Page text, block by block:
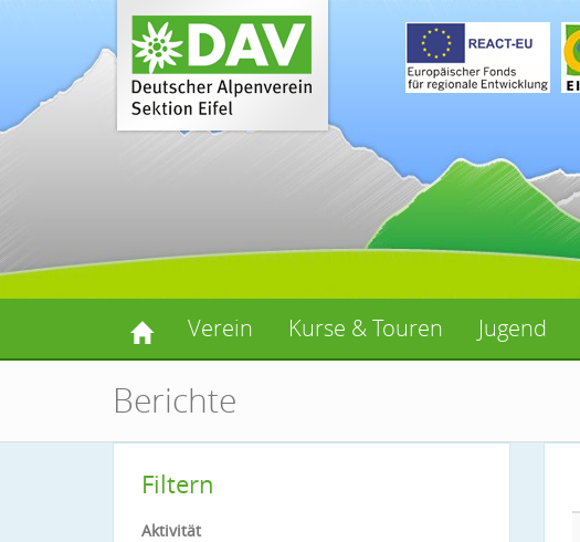
Verein Kurse & Touren Jugend
Berichte
Filtern
Aktivität